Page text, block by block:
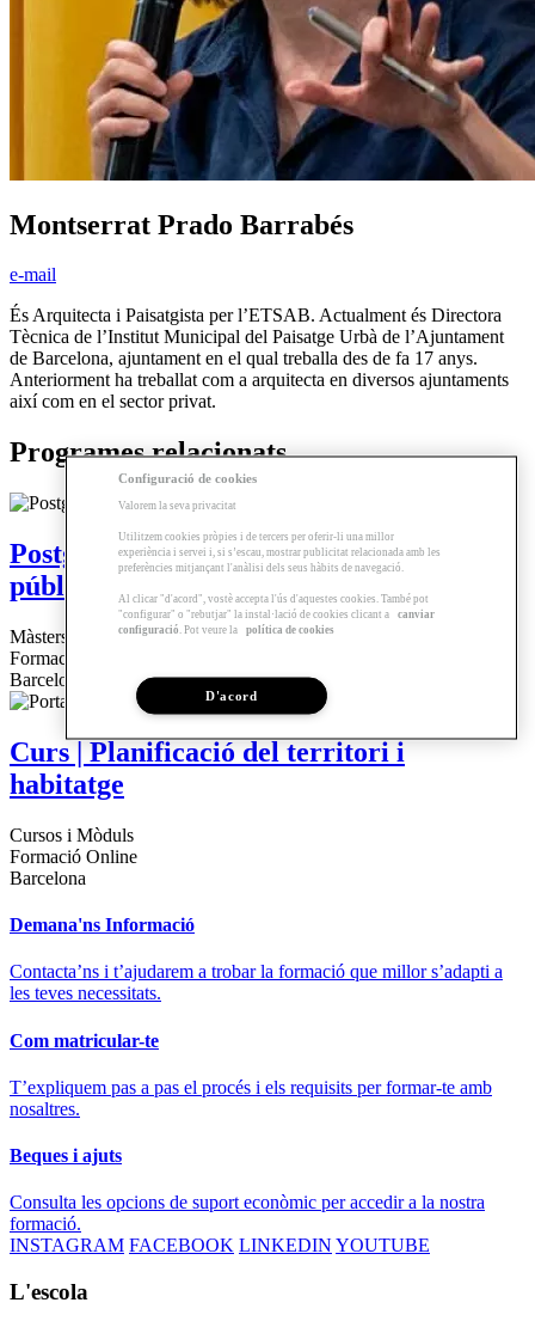
Montserrat Prado Barrabés
e-mail
És Arquitecta i Paisatgista per l’ETSAB. Actualment és Directora
Tècnica de l’Institut Municipal del Paisatge Urbà de l’Ajuntament
de Barcelona, ajuntament en el qual treballa des de fa 17 anys.
Anteriorment ha treballat com a arquitecta en diversos ajuntaments
així com en el sector privat.
Programes relacionats
Postgrau | Urbanisme, edificació i espai
públic a l’ Administració Pública.
Màsters i Postgraus
Formació Online
Barcelona
Curs | Planificació del territori i
habitatge
Cursos i Mòduls
Formació Online
Barcelona
Demana'ns Informació
Contacta’ns i t’ajudarem a trobar la formació que millor s’adapti a
les teves necessitats.
Com matricular-te
T’expliquem pas a pas el procés i els requisits per formar-te amb
nosaltres.
Beques i ajuts
Consulta les opcions de suport econòmic per accedir a la nostra
formació.
INSTAGRAM FACEBOOK LINKEDIN YOUTUBE
L'escola
Configuració de cookies
Valorem la seva privacitat
Utilitzem cookies pròpies i de tercers per oferir-li una millor
experiència i servei i, si s’escau, mostrar publicitat relacionada amb les
preferències mitjançant l'anàlisi dels seus hàbits de navegació.
Al clicar "d'acord", vostè accepta l'ús d'aquestes cookies. També pot
"configurar" o "rebutjar" la instal·lació de cookies clicant a
canviar
configuració . Pot veure la política de cookies
D'acord